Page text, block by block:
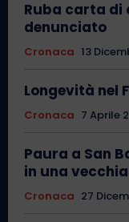
Ruba carta di
denunciato
Cronaca 13
Longevità nel
Cronaca 7 Aprile
Paura a San
in una
Cronaca 27